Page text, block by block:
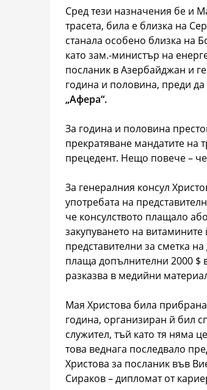
Сред тези назначения бе и
трасета, била е близка на
станала особено близка на
като зам.-министър на
посланик в Азербайджан и
година и половина, преди
„Афера“.
За година и половина
прекратяване мандатите на
прецедент. Нещо повече –
За генералния консул
употребата на
че консулството плащало
закупуването на
представителни за сметка
плаща допълнителни 2000 $
разказва в медийни
Мая Христова била
година, организиран й бил
служител, тъй като тя няма
това веднага последвало
Христова за посланик във
Сираков – дипломат от